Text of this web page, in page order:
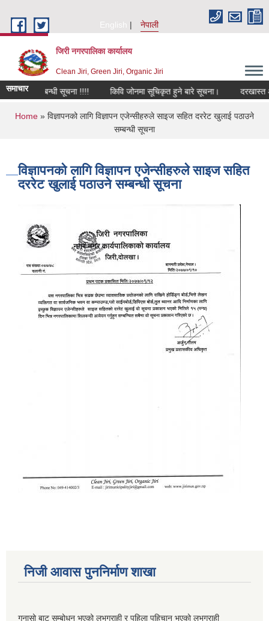
English
नेपाली
जिरी नगरपालिका कार्यालय
Clean Jiri, Green Jiri, Organic Jiri
समाचार
गर्ने सम्बन्धी सूचना !!!! किवि जोनमा सूचिकृत हुने बारे सूचना। दरखास्त
You are here
Home » विज्ञापनको लागि विज्ञापन एजेन्सीहरुले साइज सहित दररेट खुलाई पठाउने
सम्बन्धी सूचना
विज्ञापनको लागि विज्ञापन एजेन्सीहरुले साइज सहित
दररेट खुलाई पठाउने सम्बन्धी सूचना
निजी आवास पुननिर्माण शाखा
गुनासो बाट सम्बोधन भएको लभग्राही र पहिला पहिचान भएको लभग्राही